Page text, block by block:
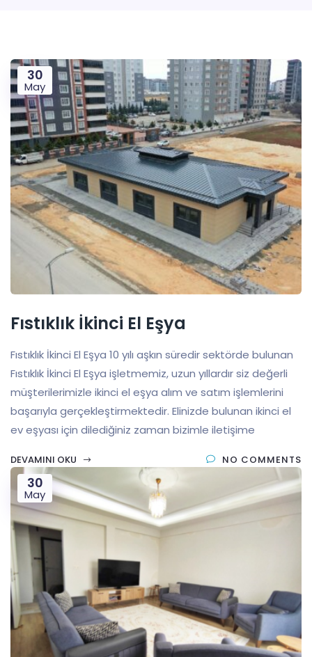
30
May
Fıstıklık İkinci El Eşya
Fıstıklık İkinci El Eşya 10 yılı aşkın süredir sektörde bulunan
Fıstıklık İkinci El Eşya işletmemiz, uzun yıllardır siz değerli
müşterilerimizle ikinci el eşya alım ve satım işlemlerini
başarıyla gerçekleştirmektedir. Elinizde bulunan ikinci el
ev eşyası için dilediğiniz zaman bizimle iletişime
DEVAMINI OKU NO COMMENTS
30
May